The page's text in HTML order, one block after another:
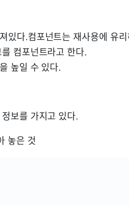
있다.컴포넌트는 재사용에 유
컴포넌트라고 한다.
높일 수 있다.
보를 가지고 있다.
놓은 것